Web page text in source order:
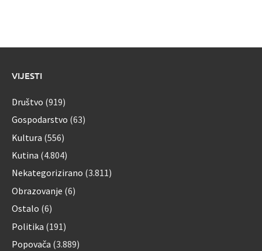
VIJESTI
Društvo (919)
Gospodarstvo (63)
Kultura (556)
Kutina (4.804)
Nekategorizirano (3.811)
Obrazovanje (6)
Ostalo (6)
Politika (191)
Popovača (3.889)